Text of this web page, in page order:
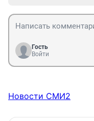
Гость
Войти
Новости СМИ2